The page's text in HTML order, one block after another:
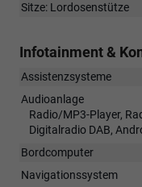
Sitze: Lordosenstütze
Infotainment &
Assistenzsysteme
Audioanlage
Radio/MP3-Player,
Digitalradio DAB,
Bordcomputer
Navigationssystem